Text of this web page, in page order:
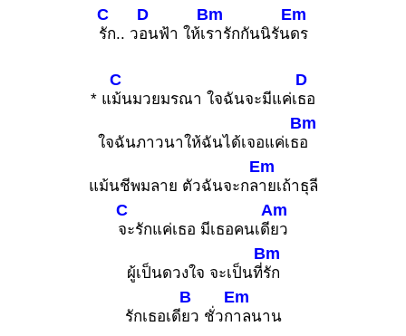
C
รัก.. ว
D
อนฟ้า ให้เ
Bm
รารักกันนิรัน
Em
ดร
* แ
C
ม้นมวยมรณา ใจฉันจะมีแค่เ
D
ธอ
ใจฉันภาวนาให้ฉันได้เจอแค่เธ
Bm
อ
แม้นชีพมลาย ตัวฉันจะกล
Em
ายเถ้าธุลี
C
จะรักแค่เธอ มีเธอคนเดี
Am
ยว
ผู้เป็นดวงใจ จะเป็นที่
Bm
รัก
รักเธอเดี
B
ยว ชั่วก
Em
าลนาน